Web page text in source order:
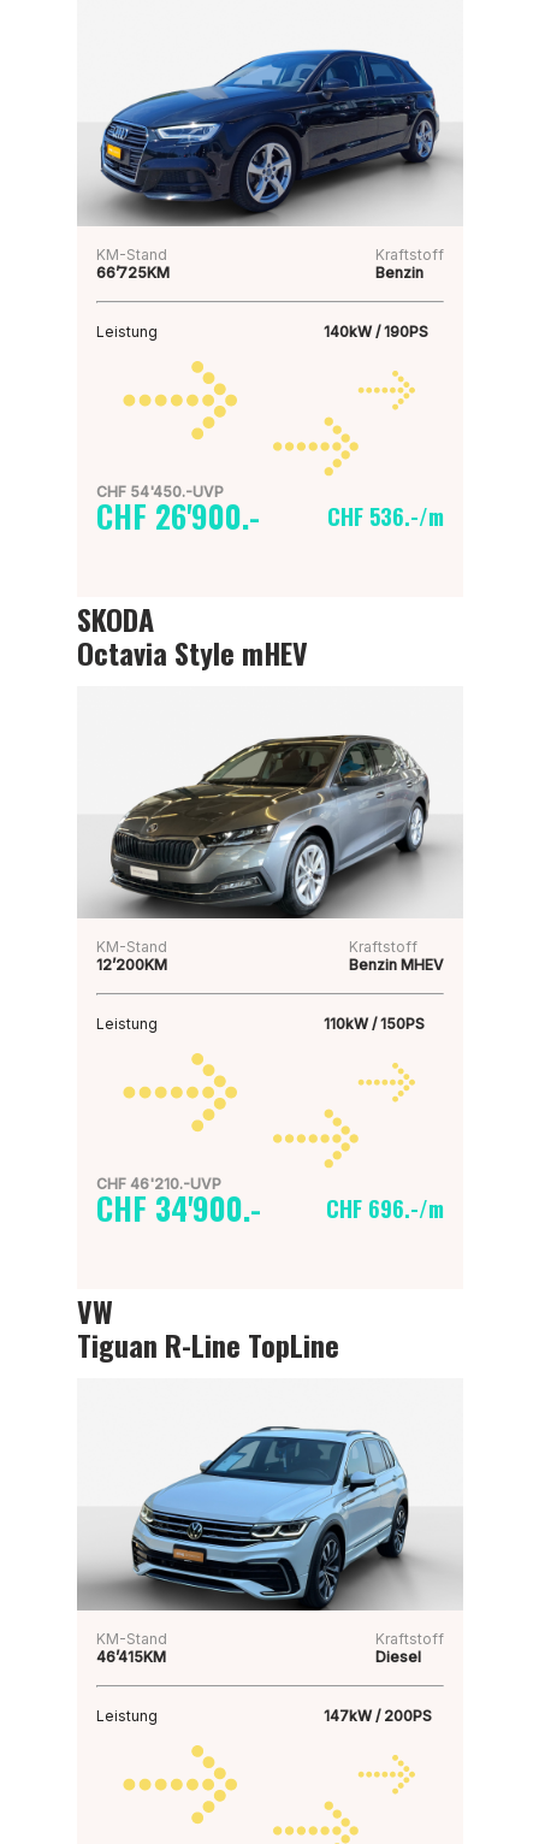
KM-Stand
66’725KM
Kraftstoff
Benzin
Leistung 140kW / 190PS
CHF 54'450.-UVP
CHF 26'900.- CHF 536.-/m
SKODA
Octavia Style mHEV
KM-Stand
12’200KM
Kraftstoff
Benzin MHEV
Leistung 110kW / 150PS
CHF 46'210.-UVP
CHF 34'900.- CHF 696.-/m
VW
Tiguan R-Line TopLine
KM-Stand
46’415KM
Kraftstoff
Diesel
Leistung 147kW / 200PS